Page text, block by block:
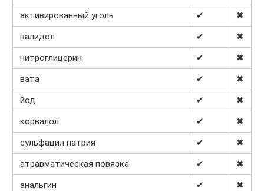
активированный уголь
✔
✖
валидол
✔
✖
нитроглицерин
✔
✖
вата
✔
✖
йод
✔
✖
корвалол
✔
✖
сульфацил натрия
✔
✖
атравматическая повязка
✔
✖
анальгин
✔
✖